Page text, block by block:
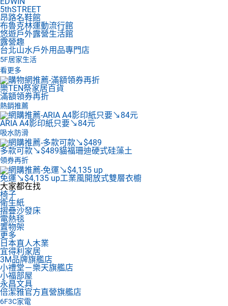
5thSTREET
昂路名鞋館
布魯克林運動流行館
悠遊戶外露營生活館
露營趣
台北山水戶外用品專門店
5F居家生活
看更多
樂TEN祭家居百貨
滿額領券再折
熱銷推薦
ARIA A4影印紙只要↘84元
吸水防滑
多款可款↘$489貓福珊迪硬式硅藻土
領券再折
免運↘$4,135 up工業風開放式雙層衣櫥
大家都在找
椅子
衛生紙
摺疊沙發床
電熱毯
置物架
更多
日本直人木業
宜得利家居
3M品牌旗艦店
小禮堂－樂天旗艦店
小福部屋
永昌文具
倍潔雅官方直營旗艦店
6F3C家電